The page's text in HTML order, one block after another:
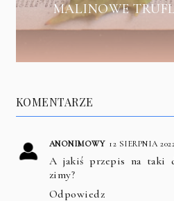
MALINOWE
KOMENTARZE
ANONIMOWY 12 SIERPNIA
A jakiś przepis na taki
zimy?
Odpowiedz